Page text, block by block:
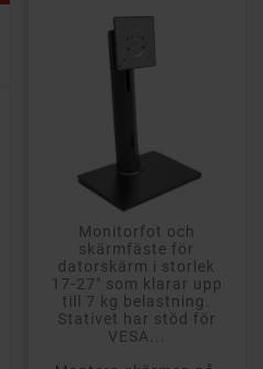
Monitorfot och
skärmfäste för
datorskärm i storlek
17-27" som klarar upp
till 7 kg belastning.
Stativet har stöd för
VESA...